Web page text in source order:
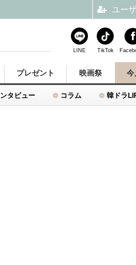
タビュー コラム 韓ドラ
プレゼント 映画祭 今
LINE TikTok
ユー